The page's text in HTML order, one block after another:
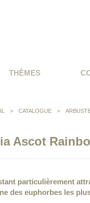
THÈMES
> CATALOGUE >
Ascot
particulièrement
des euphorbes les